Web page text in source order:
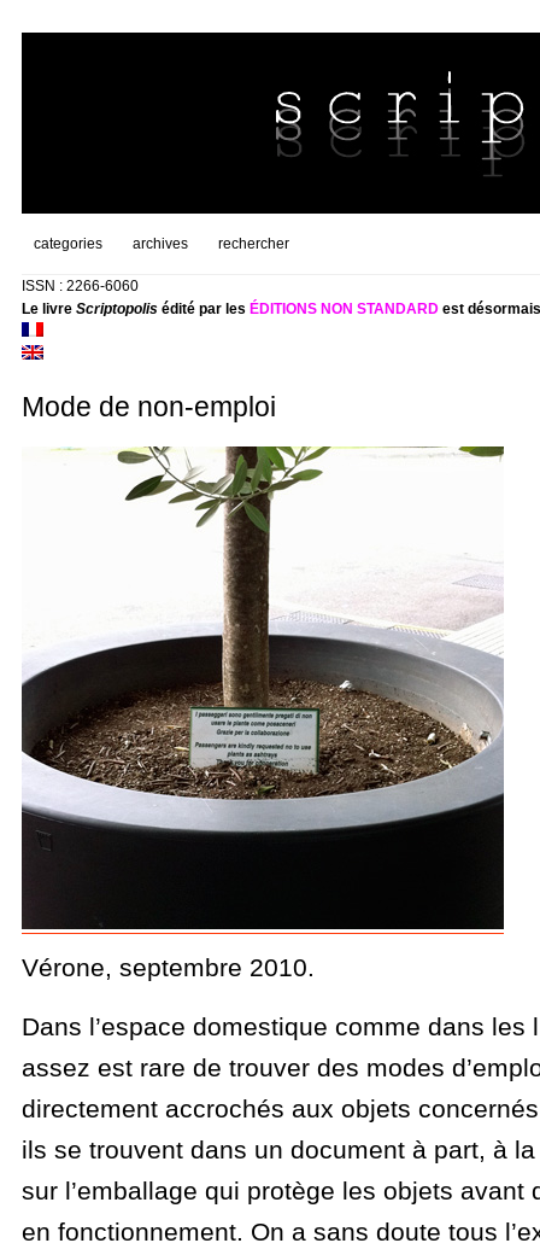
categories archives rechercher
ISSN : 2266-6060
Le livre Scriptopolisédité par les ÉDITIONS NON STANDARDest
Mode de non-emploi
Vérone, septembre 2010.
Dans l’espace domestique comme dans les
assez est rare de trouver des modes
directement accrochés aux objets
ils se trouvent dans un document à part, à
sur l’emballage qui protège les objets avant
en fonctionnement. On a sans doute tous